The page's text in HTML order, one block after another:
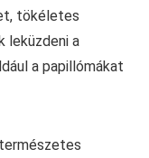
tökéletes
leküzdeni a
a papillómákat